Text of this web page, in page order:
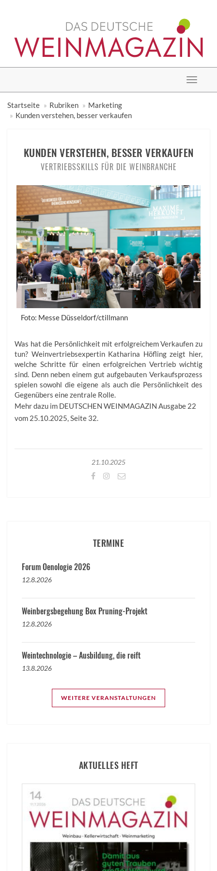
Toggle
Startseite
Rubriken
Marketing
Kunden verstehen, besser verkaufen
KUNDEN VERSTEHEN, BESSER VERKAUFEN
VERTRIEBSSKILLS FÜR DIE WEINBRANCHE
Foto: Messe Düsseldorf/ctillmann
Was hat die Persönlichkeit mit erfolgreichem Verkaufen zu
tun? ­Weinvertriebsexpertin Katharina Höfling zeigt hier,
welche Schritte für einen ­erfolgreichen Vertrieb wichtig
sind. Denn neben ­einem gut aufgebauten Verkaufsprozess
spielen sowohl die eigene als auch die Persönlichkeit des
Gegenübers eine zentrale Rolle.
Mehr dazu im DEUTSCHEN WEINMAGAZIN Ausgabe 22
vom 25.10.2025, Seite 32.
21.10.2025
TERMINE
Forum Oenologie 2026
12.8.2026
Weinbergsbegehung Box Pruning-Projekt
12.8.2026
Weintechnologie – Ausbildung, die reift
13.8.2026
WEITERE VERANSTALTUNGEN
AKTUELLES HEFT